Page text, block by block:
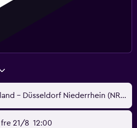
Düsseldorf, Tyskland - Düsseldorf Niederrhein (NRN)
fre 21/8 12:00